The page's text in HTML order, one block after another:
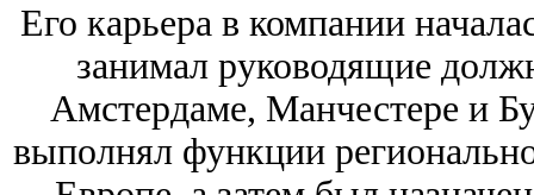
Его карьера в компании
занимал руководящие
Амстердаме, Манчестере и
выполнял функции